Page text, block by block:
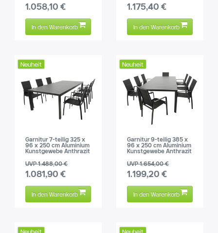
1.058,10 €
In den Warenkorb
1.175,40 €
In den Warenkorb
Neuheit
Garnitur 7-teilig 325 x
96 x 250 cm Aluminium
Kunstgewebe Anthrazit
UVP 1.488,00 €
1.081,90 €
In den Warenkorb
Neuheit
Garnitur 9-teilig 385 x
96 x 250 cm Aluminium
Kunstgewebe Anthrazit
UVP 1.654,00 €
1.199,20 €
In den Warenkorb
Neuheit Neuheit